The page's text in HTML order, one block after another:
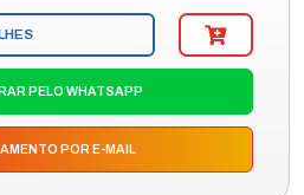
PELO WHATSAPP
POR E-MAIL